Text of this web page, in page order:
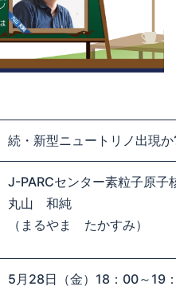
続・新型ニュートリノ出現
J-PARCセンター素粒子原子
丸山 和純
（まるやま たかすみ）
5月28日（金）18：00～19